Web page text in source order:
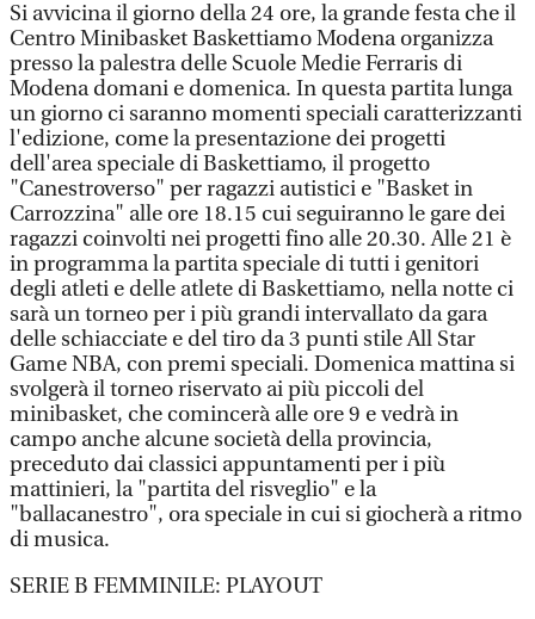
Si avvicina il giorno della 24 ore, la grande festa che il
Centro Minibasket Baskettiamo Modena organizza
presso la palestra delle Scuole Medie Ferraris di
Modena domani e domenica. In questa partita lunga
un giorno ci saranno momenti speciali caratterizzanti
l'edizione, come la presentazione dei progetti
dell'area speciale di Baskettiamo, il progetto
"Canestroverso" per ragazzi autistici e "Basket in
Carrozzina" alle ore 18.15 cui seguiranno le gare dei
ragazzi coinvolti nei progetti fino alle 20.30. Alle 21 è
in programma la partita speciale di tutti i genitori
degli atleti e delle atlete di Baskettiamo, nella notte ci
sarà un torneo per i più grandi intervallato da gara
delle schiacciate e del tiro da 3 punti stile All Star
Game NBA, con premi speciali. Domenica mattina si
svolgerà il torneo riservato ai più piccoli del
minibasket, che comincerà alle ore 9 e vedrà in
campo anche alcune società della provincia,
preceduto dai classici appuntamenti per i più
mattinieri, la "partita del risveglio" e la
"ballacanestro", ora speciale in cui si giocherà a ritmo
di musica.
SERIE B FEMMINILE: PLAYOUT